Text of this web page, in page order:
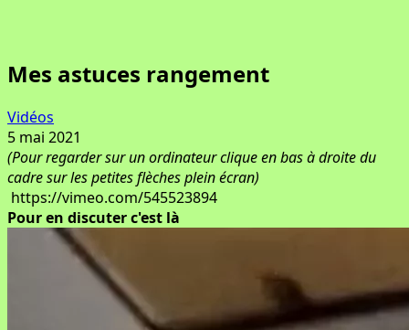
Mes astuces rangement
Vidéos
5 mai 2021
(Pour regarder sur un ordinateur clique en bas à droite du
cadre sur les petites flèches plein écran)
https://vimeo.com/545523894
Pour en discuter c'est là